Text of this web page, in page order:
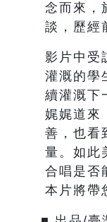
念而來，
談，歷經
影片中受
灌溉的學
續灌溉下
娓娓道來
善，也看
量。如此
合唱是否
本片將帶